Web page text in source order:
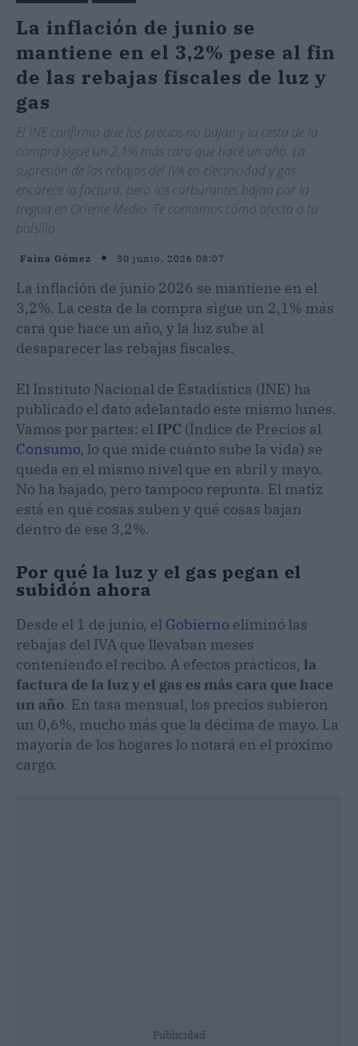
La inflación de junio se
mantiene en el 3,2% pese al fin
de las rebajas fiscales de luz y
gas
El INE confirma que los precios no bajan y la cesta de la
compra sigue un 2,1% más cara que hace un año. La
supresión de las rebajas del IVA en electricidad y gas
encarece la factura, pero los carburantes bajan por la
tregua en Oriente Medio. Te contamos cómo afecta a tu
bolsillo
Faina Gómez 30 junio, 2026 08:07
La inflación de junio 2026 se mantiene en el
3,2%. La cesta de la compra sigue un 2,1% más
cara que hace un año, y la luz sube al
desaparecer las rebajas fiscales.
El Instituto Nacional de Estadística (INE) ha
publicado el dato adelantado este mismo lunes.
Vamos por partes: el IPC (Índice de Precios al
Consumo, lo que mide cuánto sube la vida) se
queda en el mismo nivel que en abril y mayo.
No ha bajado, pero tampoco repunta. El matiz
está en qué cosas suben y qué cosas bajan
dentro de ese 3,2%.
Por qué la luz y el gas pegan el
subidón ahora
Desde el 1 de junio, el Gobierno eliminó las
rebajas del IVA que llevaban meses
conteniendo el recibo. A efectos prácticos, la
factura de la luz y el gas es más cara que hace
un año. En tasa mensual, los precios subieron
un 0,6%, mucho más que la décima de mayo. La
mayoría de los hogares lo notará en el próximo
cargo.
Publicidad